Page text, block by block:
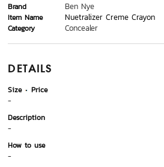
Brand Ben Nye
Item Name Nuetralizer Creme Crayon
Category Concealer
DETAILS
Size
Price
-
Description
-
How to use
-